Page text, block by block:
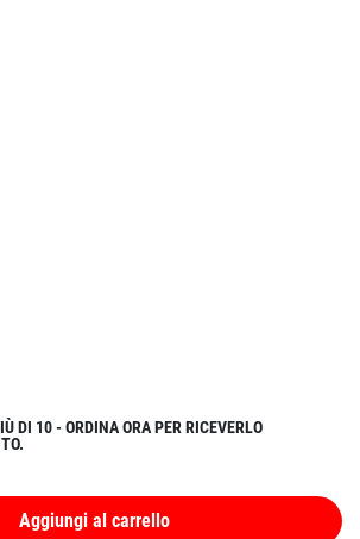
DI 10 - ORDINA ORA PER RICEVERLO
Aggiungi al carrello